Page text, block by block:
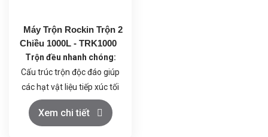
Máy Trộn Rockin Trộn 2
Chiều 1000L - TRK1000
Trộn đều nhanh chóng:
Cấu trúc trộn độc đáo giúp
các hạt vật liệu tiếp xúc tối
đa, đảm bảo hỗn hợp đồng
nhất trong thời gian ngắn.
Xem chi tiết